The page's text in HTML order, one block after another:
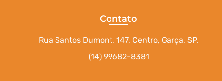
Contato
Rua Santos Dumont, 147, Centro, Garça, SP.
(14) 99682-8381